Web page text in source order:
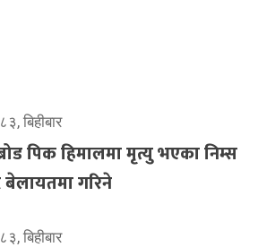
बिहीबार
पिक हिमालमा मृत्यु भएका निम्स
बेलायतमा गरिने
बिहीबार